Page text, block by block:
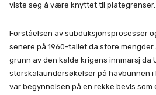
viste seg å være knyttet til plategrenser.
Forståelsen av subduksjonsprosesser
senere på 1960-tallet da store
grunn av den kalde krigens innmarsj da
storskalaundersøkelser på havbunnen
var begynnelsen på en rekke bevis